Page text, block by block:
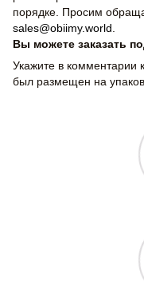
порядке. Просим
sales@obiimy.world
Вы можете заказать
Укажите в комментарии
был размещен на